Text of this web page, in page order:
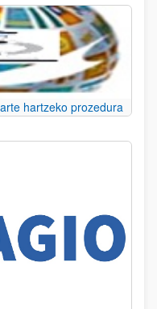
hartzeko prozedura